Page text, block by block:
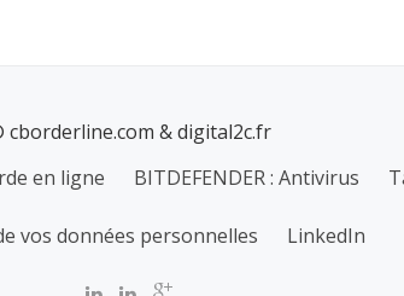
cborderline.com & digital2c.fr
en ligne BITDEFENDER : Antivirus
vos données personnelles LinkedIn